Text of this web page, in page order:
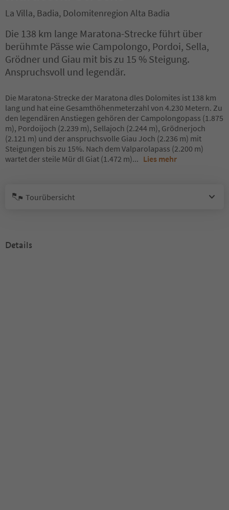
La Villa, Badia, Dolomitenregion Alta Badia
Die 138 km lange Maratona-Strecke führt über
berühmte Pässe wie Campolongo, Pordoi, Sella,
Grödner und Giau mit bis zu 15 % Steigung.
Anspruchsvoll und legendär.
Die Maratona-Strecke der Maratona dles Dolomites ist 138 km
lang und hat eine Gesamthöhenmeterzahl von 4.230 Metern. Zu
den legendären Anstiegen gehören der Campolongopass (1.875
m), Pordoijoch (2.239 m), Sellajoch (2.244 m), Grödnerjoch
(2.121 m) und der anspruchsvolle Giau Joch (2.236 m) mit
Steigungen bis zu 15%. Nach dem Valparolapass (2.200 m)
wartet der steile Mür dl Giat (1.472 m)... Lies mehr
Tourübersicht
Details